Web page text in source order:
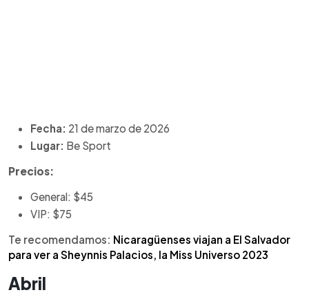
Fecha: 21 de marzo de 2026
Lugar: Be Sport
Precios:
General: $45
VIP: $75
Te recomendamos: Nicaragüenses viajan a El Salvador
para ver a Sheynnis Palacios, la Miss Universo 2023
Abril